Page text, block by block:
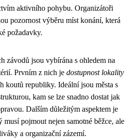
aktivního pohybu. Organizátoři
pozornost výběru míst konání, která
požadavky.
závodů jsou vybírána s ohledem na
Prvním z nich je dostupnost lokality
koutů republiky. Ideální jsou města s
kam se lze snadno dostat jak
Dalším důležitým aspektem je
musí pojmout nejen samotné běžce, ale
a organizační zázemí.